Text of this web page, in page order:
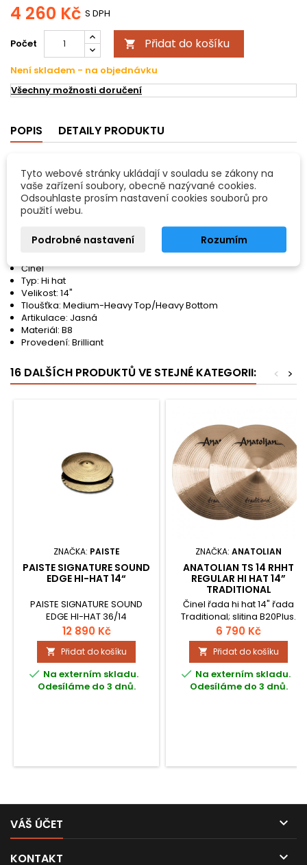
4 260 Kč S DPH
Počet  Přidat do košíku
Není skladem - na objednávku
Všechny možnosti doručení
POPIS DETAILY PRODUKTU
Činely z řady B8 jsou základní řadou činelů, která je ale již
vyrobena ze slitiny B8 – ta obsahuje 92 % mědi a 8 % cínu. Jde o
činely vhodné zejména pro náročnější začátečníky a lehce
pokročilé. Jejich zvuk je spíše úzce zaměřený a jasný,
dynamický, plný a s rychlou odezvou.
Činel
Typ: Hi hat
Velikost: 14"
Tloušťka: Medium-Heavy Top/Heavy Bottom
Artikulace: Jasná
Materiál: B8
Provedení: Brilliant
16 DALŠÍCH PRODUKTŮ VE STEJNÉ KATEGORII: >
<
ZNAČKA: PAISTE
PAISTE SIGNATURE SOUND
EDGE HI-HAT 14“
PAISTE SIGNATURE SOUND
EDGE HI-HAT 36/14
12 890 Kč
 Přidat do košíku
 Na externím skladu.
Odesíláme do 3 dnů.
ZNAČKA: ANATOLIAN
ANATOLIAN TS 14 RHHT
REGULAR HI HAT 14”
TRADITIONAL
Činel řada hi hat 14" řada
Traditional; slitina B20Plus.
6 790 Kč
 Přidat do košíku
 Na externím skladu.
Odesíláme do 3 dnů.
VÁŠ ÚČET 
KONTAKT 
Tyto webové stránky ukládají v souladu se zákony na
vaše zařízení soubory, obecně nazývané cookies.
Odsouhlaste prosím nastavení cookies souborů pro
použití webu.
Podrobné nastavení Rozumím